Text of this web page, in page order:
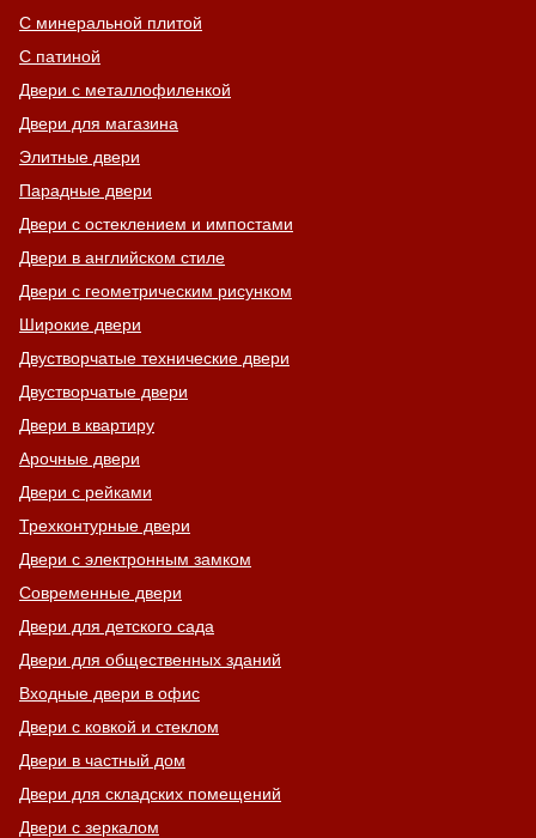
С минеральной плитой
С патиной
Двери с металлофиленкой
Двери для магазина
Элитные двери
Парадные двери
Двери с остеклением и импостами
Двери в английском стиле
Двери с геометрическим рисунком
Широкие двери
Двустворчатые технические двери
Двустворчатые двери
Двери в квартиру
Арочные двери
Двери с рейками
Трехконтурные двери
Двери с электронным замком
Современные двери
Двери для детского сада
Двери для общественных зданий
Входные двери в офис
Двери с ковкой и стеклом
Двери в частный дом
Двери для складских помещений
Двери с зеркалом